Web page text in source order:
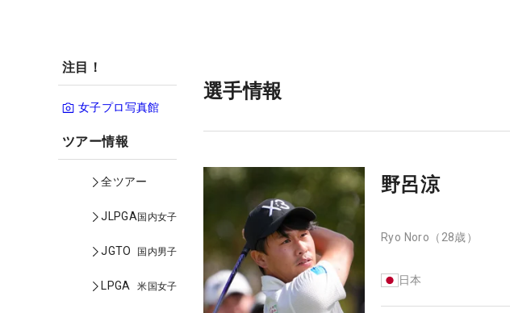
注目！
女子プロ写真館
ツアー情報
全ツアー
JLPGA国内女子
JGTO 国内男子
LPGA 米国女子
選手情報
野呂涼
Ryo Noro （28歳）
日本